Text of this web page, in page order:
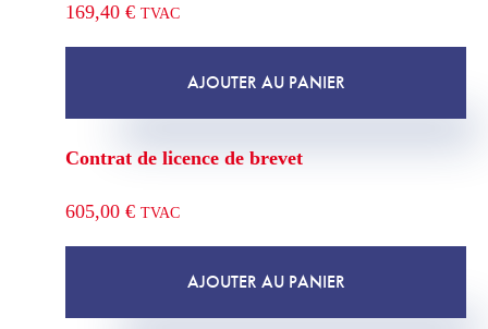
169,40 € TVAC
AJOUTER AU PANIER
Contrat de licence de brevet
605,00 € TVAC
AJOUTER AU PANIER